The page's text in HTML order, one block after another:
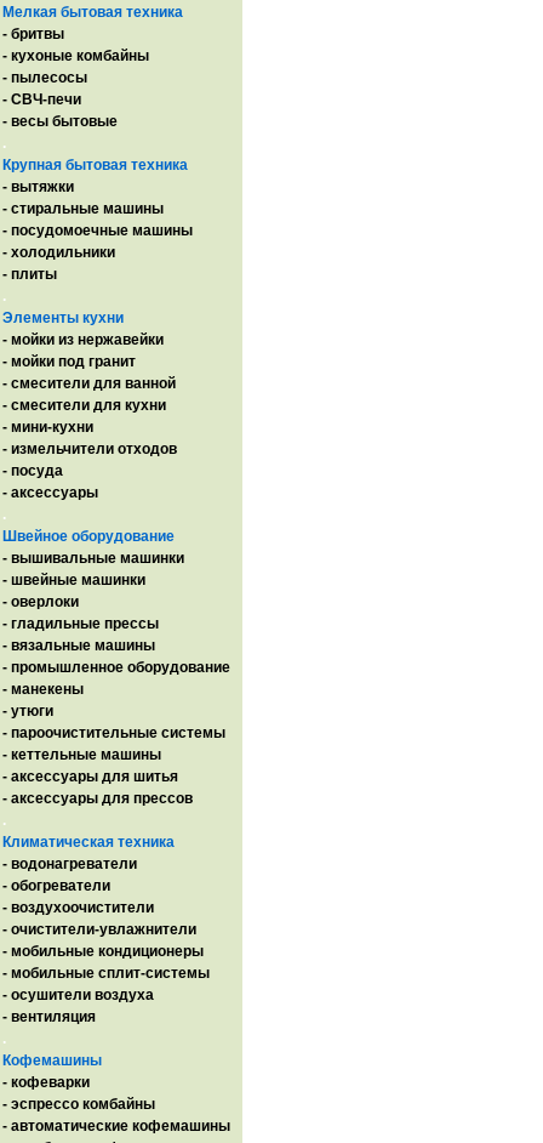
Мелкая бытовая техника
- бритвы
- кухоные комбайны
- пылесосы
- СВЧ-печи
- весы бытовые
.
Крупная бытовая техника
- вытяжки
- стиральные машины
- посудомоечные машины
- холодильники
- плиты
.
Элементы кухни
- мойки из нержавейки
- мойки под гранит
- смесители для ванной
- смесители для кухни
- мини-кухни
- измельчители отходов
- посуда
- аксессуары
.
Швейное оборудование
- вышивальные машинки
- швейные машинки
- оверлоки
- гладильные прессы
- вязальные машины
- промышленное оборудование
- манекены
- утюги
- пароочистительные системы
- кеттельные машины
- аксессуары для шитья
- аксессуары для прессов
.
Климатическая техника
- водонагреватели
- обогреватели
- воздухоочистители
- очистители-увлажнители
- мобильные кондиционеры
- мобильные сплит-системы
- осушители воздуха
- вентиляция
.
Кофемашины
- кофеварки
- эспрессо комбайны
- автоматические кофемашины